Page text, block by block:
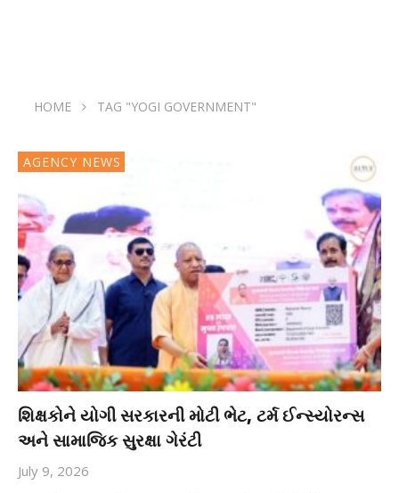
HOME TAG "YOGI GOVERNMENT"
AGENCY NEWS
શિક્ષકોને યોગી સરકારની મોટી ભેટ, ટર્મ ઈન્સ્યોરન્સ
અને સામાજિક સુરક્ષા ગેરંટી
July 9, 2026